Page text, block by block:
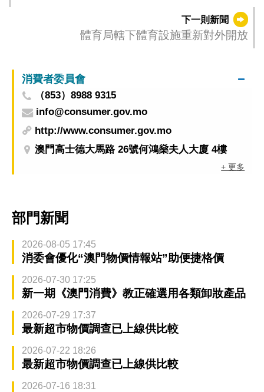
下一則新聞
體育局轄下體育設施重新對外開放
消費者委員會
（853）8988 9315
info@consumer.gov.mo
http://www.consumer.gov.mo
澳門高士德大馬路 26號何鴻燊夫人大廈 4樓
+ 更多
部門新聞
2026-08-05 17:45
消委會優化“澳門物價情報站”助便捷格價
2026-07-30 17:25
新一期《澳門消費》教正確選用各類卸妝產品
2026-07-29 17:37
最新超市物價調查已上線供比較
2026-07-22 18:26
最新超市物價調查已上線供比較
2026-07-16 18:31